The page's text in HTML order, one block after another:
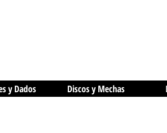
y Dados Discos y Mechas